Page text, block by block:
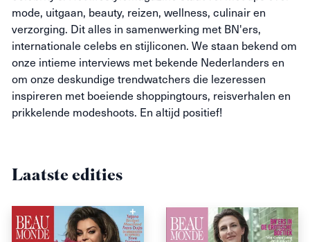
mode, uitgaan, beauty, reizen, wellness, culinair en
verzorging. Dit alles in samenwerking met BN'ers,
internationale celebsen stijliconen. We staan bekend om
onze intieme interviews met bekende Nederlanders en
om onze deskundige trendwatchersdie lezeressen
inspireren met boeiende shoppingtours, reisverhalen en
prikkelende modeshoots. En altijd positief!
Laatste edities